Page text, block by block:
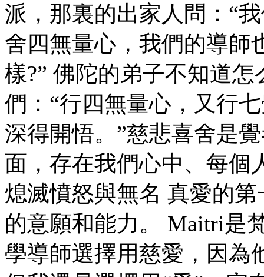
派，那裏的出家人問：“
舍四無量心，我們的導師
樣?” 佛陀的弟子不知道
們：“行四無量心，又行
深得開悟。”慈悲喜舍是
面，存在我們心中、每個
熄滅憤怒與無名 真愛的
的意願和能力。 Maitri是
學導師選擇用慈愛，因為